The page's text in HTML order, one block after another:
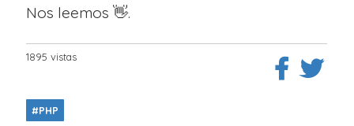
Nos leemos 👋.
1895 vistas
#PHP